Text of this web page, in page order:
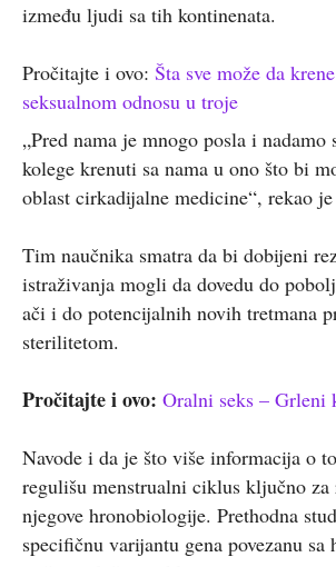
između ljudi sa tih kontinenata.
Pročitajte i ovo: Šta sve može da
seksualnom odnosu u troje
„Pred nama je mnogo posla i nadamo
kolege krenuti sa nama u ono što bi
oblast cirkadijalne medicine“, rekao
Tim naučnika smatra da bi dobijeni
istraživanja mogli da dovedu do
ači i do potencijalnih novih tretmana
sterilitetom.
Pročitajte i ovo: Oralni seks – Grleni
Navode i da je što više informacija o
regulišu menstrualni ciklus ključno za
njegove hronobiologije. Prethodna
specifičnu varijantu gena povezanu